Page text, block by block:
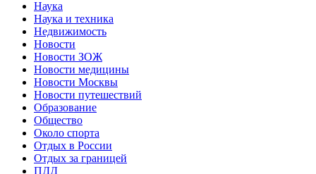
Наука
Наука и техника
Недвижимость
Новости
Новости ЗОЖ
Новости медицины
Новости Москвы
Новости путешествий
Образование
Общество
Около спорта
Отдых в России
Отдых за границей
ПДД